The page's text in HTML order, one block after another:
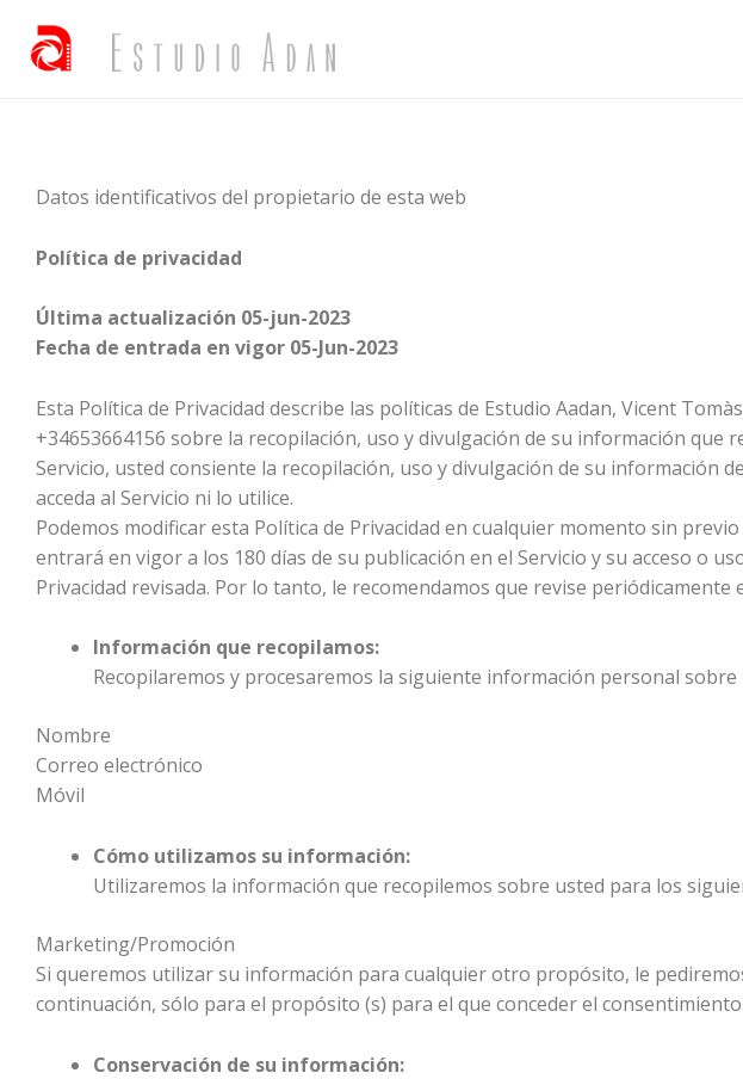
Datos identificativos del propietario de esta web
Política de privacidad
Última actualización 05-jun-2023
Fecha de entrada en vigor 05-Jun-2023
Esta Política de Privacidad describe las políticas de Estudio Aadan, Vicent
+34653664156 sobre la recopilación, uso y divulgación de su información
Servicio, usted consiente la recopilación, uso y divulgación de su información
acceda al Servicio ni lo utilice.
Podemos modificar esta Política de Privacidad en cualquier momento sin
entrará en vigor a los 180 días de su publicación en el Servicio y su acceso o
Privacidad revisada. Por lo tanto, le recomendamos que revise periódicamente
Información que recopilamos:
Recopilaremos y procesaremos la siguiente información personal sobre
Nombre
Correo electrónico
Móvil
Cómo utilizamos su información:
Utilizaremos la información que recopilemos sobre usted para los
Marketing/Promoción
Si queremos utilizar su información para cualquier otro propósito, le
continuación, sólo para el propósito (s) para el que conceder el
Conservación de su información: